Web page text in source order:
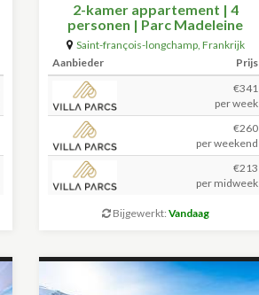
2-kamer appartement | 4
personen | Parc Madeleine
Saint-françois-longchamp, Frankrijk
Aanbieder
Prijs
€341
per week
€260
per weekend
€213
per midweek
Bijgewerkt: Vandaag